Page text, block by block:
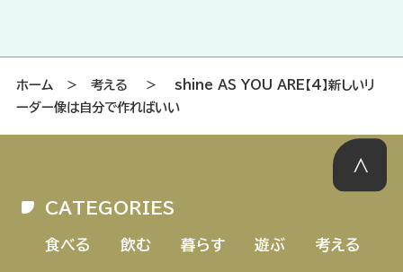
ホーム＞ 考える ＞ shine AS YOU ARE【4】新しいリ
ーダー像は自分で作ればいい
CATEGORIES
食べる 飲む 暮らす 遊ぶ 考える